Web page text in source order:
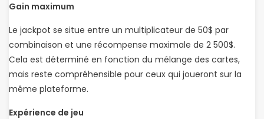
Gain maximum
Le jackpot se situe entre un multiplicateur de 50$ par
combinaison et une récompense maximale de 2 500$.
Cela est déterminé en fonction du mélange des cartes,
mais reste compréhensible pour ceux qui joueront sur la
même plateforme.
Expérience de jeu